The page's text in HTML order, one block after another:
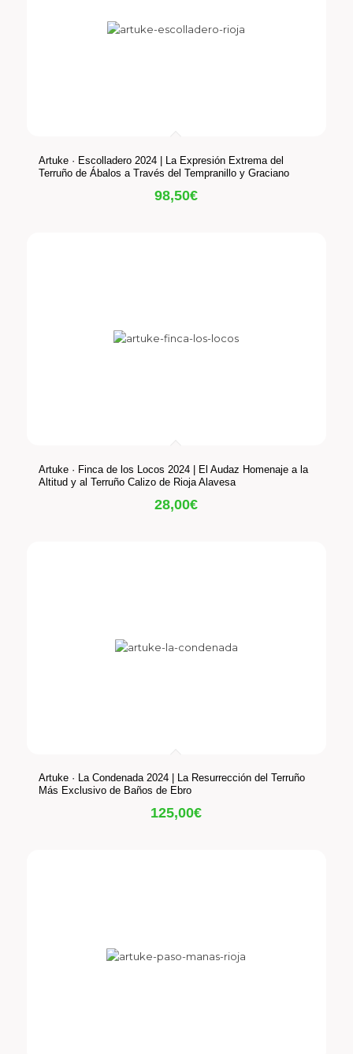
Artuke · Escolladero 2024 | La Expresión Extrema del
Terruño de Ábalos a Través del Tempranillo y Graciano
98,50€
Artuke · Finca de los Locos 2024 | El Audaz Homenaje a la
Altitud y al Terruño Calizo de Rioja Alavesa
28,00€
Artuke · La Condenada 2024 | La Resurrección del Terruño
Más Exclusivo de Baños de Ebro
125,00€